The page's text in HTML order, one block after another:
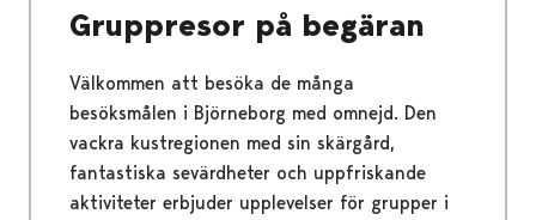
Gruppresor på begäran
Välkommen att besöka de många
besöksmålen i Björneborg med omnejd. Den
vackra kustregionen med sin skärgård,
fantastiska sevärdheter och uppfriskande
aktiviteter erbjuder upplevelser för grupper i